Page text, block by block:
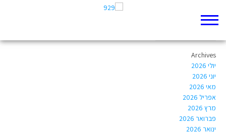
nc1972005l@big.atid.org.il
Archives
יולי 2026
יוני 2026
מאי 2026
אפריל 2026
מרץ 2026
פברואר 2026
ינואר 2026